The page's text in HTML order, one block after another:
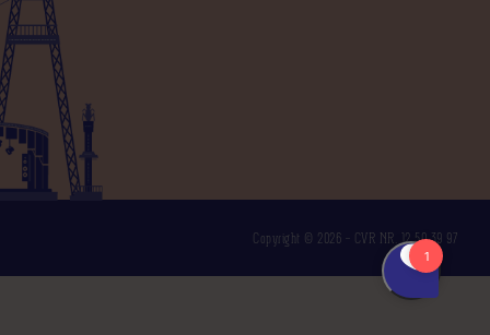
Copyright © 2026 – CVR NR. 12 50 39 97